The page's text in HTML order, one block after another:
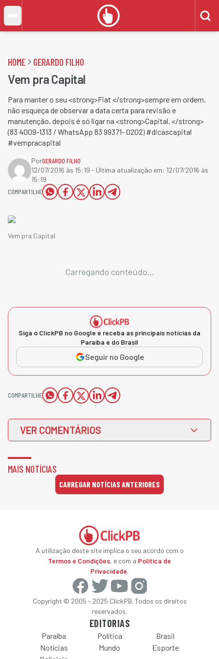
HOME GERARDO FILHO
Vem pra Capital
Para manter o seu <strong>Fiat </strong>sempre em ordem,
não esqueça de observar a data certa para revisão e
manutenção, depois é só ligar na <strong>Capital. </strong>
(83 4009-1313 / WhatsApp 83 99371- 0202) #dicascapital
#vempracapital
PorGERARDO FILHO
12/07/2016 às 15:19 - Última atualização em: 12/07/2016 às
15:19
COMPARTILHE
Vem pra Capital
Carregando conteúdo...
Siga o ClickPB no Google e receba as principais notícias da
Paraíba e do Brasil
Seguir no Google
COMPARTILHE
VER COMENTÁRIOS
MAIS NOTÍCIAS
CARREGAR NOTÍCIAS ANTERIORES
A utilização deste site implica o seu acordo com o
Termos e Condições, e com a Política de
Privacidade.
Copyright © 2005 - 2025 ClickPB. Todos os direitos
reservados.
EDITORIAS
Paraíba Política
Brasil
Notícias
Mundo Esporte